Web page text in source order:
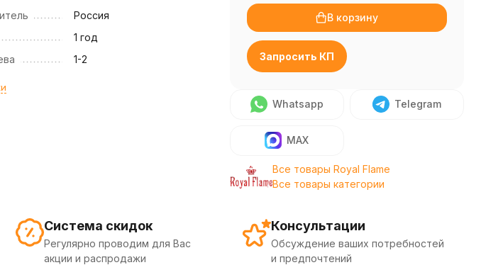
Россия
1 год
1-2
В корзину
Запросить КП
Whatsapp Telegram
MAX
Все товары Royal Flame
Все товары категории
Система скидок
Регулярно проводим для Вас
акции и распродажи
Консультации
Обсуждение ваших потребностей
и предпочтений